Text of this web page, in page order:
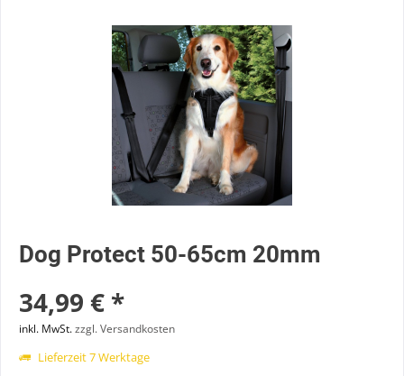
Dog Protect 50-65cm 20mm
34,99 € *
inkl. MwSt.zzgl. Versandkosten
Lieferzeit 7 Werktage